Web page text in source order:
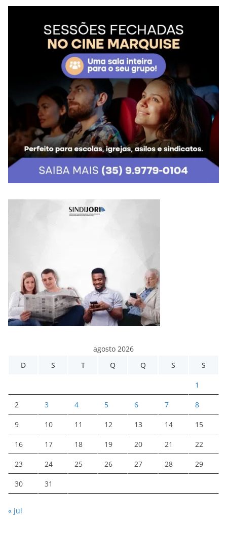
agosto 2026
D
S T Q Q S S
1
2 3 4 5 6 7 8
9 10 11 12 13 14 15
16 17 18 19 20 21 22
23 24 25 26 27 28 29
30 31
« jul